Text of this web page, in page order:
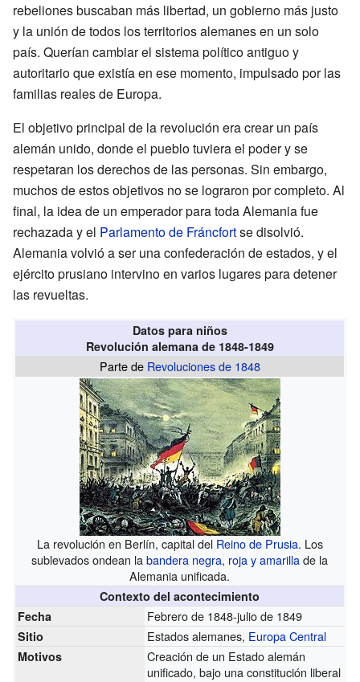
rebeliones buscaban más libertad, un gobierno más justo
y la unión de todos los territorios alemanes en un solo
país. Querían cambiar el sistema político antiguo y
autoritario que existía en ese momento, impulsado por las
familias reales de Europa.
El objetivo principal de la revolución era crear un país
alemán unido, donde el pueblo tuviera el poder y se
respetaran los derechos de las personas. Sin embargo,
muchos de estos objetivos no se lograron por completo. Al
final, la idea de un emperador para toda Alemania fue
rechazada y el Parlamento de Fráncfortse disolvió.
Alemania volvió a ser una confederación de estados, y el
ejército prusiano intervino en varios lugares para detener
las revueltas.
Datos para niños
Revolución alemana de 1848-1849
Parte de Revoluciones de 1848
La revolución en Berlín, capital del Reino de Prusia. Los
sublevados ondean labandera negra, roja y amarillade la
Alemania unificada.
Contexto del acontecimiento
Fecha
Febrero de 1848-julio de 1849
Sitio Estados alemanes, Europa Central
Motivos
Creación de un Estado alemán
unificado, bajo una constitución liberal